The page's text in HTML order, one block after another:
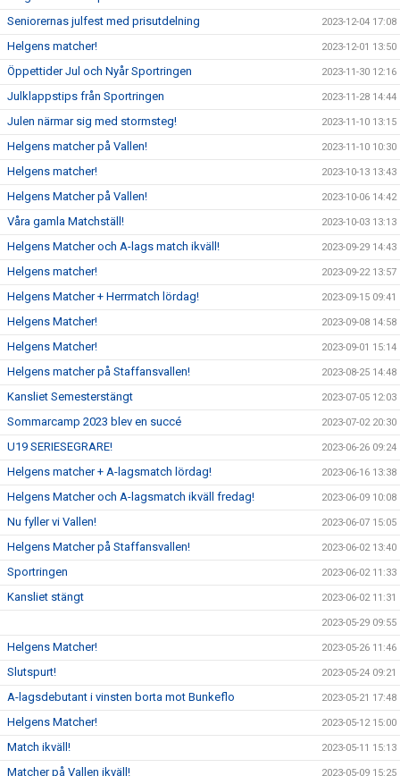
Seniorernas julfest med prisutdelning 2023-12-04 17:08
Helgens matcher! 2023-12-01 13:50
Öppettider Jul och Nyår Sportringen 2023-11-30 12:16
Julklappstips från Sportringen 2023-11-28 14:44
Julen närmar sig med stormsteg! 2023-11-10 13:15
Helgens matcher på Vallen! 2023-11-10 10:30
Helgens matcher! 2023-10-13 13:43
Helgens Matcher på Vallen! 2023-10-06 14:42
Våra gamla Matchställ! 2023-10-03 13:13
Helgens Matcher och A-lags match ikväll! 2023-09-29 14:43
Helgens matcher! 2023-09-22 13:57
Helgens Matcher + Herrmatch lördag! 2023-09-15 09:41
Helgens Matcher! 2023-09-08 14:58
Helgens Matcher! 2023-09-01 15:14
Helgens matcher på Staffansvallen! 2023-08-25 14:48
Kansliet Semesterstängt 2023-07-05 12:03
Sommarcamp 2023 blev en succé 2023-07-02 20:30
U19 SERIESEGRARE! 2023-06-26 09:24
Helgens matcher + A-lagsmatch lördag! 2023-06-16 13:38
Helgens Matcher och A-lagsmatch ikväll fredag! 2023-06-09 10:08
Nu fyller vi Vallen! 2023-06-07 15:05
Helgens Matcher på Staffansvallen! 2023-06-02 13:40
Sportringen 2023-06-02 11:33
Kansliet stängt 2023-06-02 11:31
2023-05-29 09:55
Helgens Matcher! 2023-05-26 11:46
Slutspurt! 2023-05-24 09:21
A-lagsdebutant i vinsten borta mot Bunkeflo 2023-05-21 17:48
Helgens Matcher! 2023-05-12 15:00
Match ikväll! 2023-05-11 15:13
Matcher på Vallen ikväll! 2023-05-09 15:25